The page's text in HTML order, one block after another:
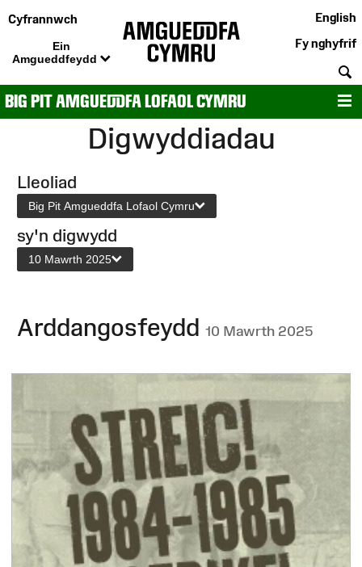
Cyfrannwch
Ein
Amgueddfeydd
English
Fy nghyfrif
BIG PIT AMGUEDDFA LOFAOL CYMRU
Digwyddiadau
Lleoliad
Big Pit Amgueddfa Lofaol Cymru
sy'n digwydd
10 Mawrth 2025
Arddangosfeydd 10 Mawrth 2025